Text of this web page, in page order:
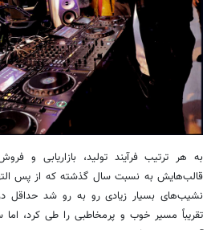
به هر ترتیب فرآیند تولید، بازاریابی و
قالب‌هایش به نسبت سال گذشته که از پس
نشیب‌های بسیار زیادی رو به رو شد حداقل
تقریباً مسیر خوب و پرمخاطبی را طی کرد،